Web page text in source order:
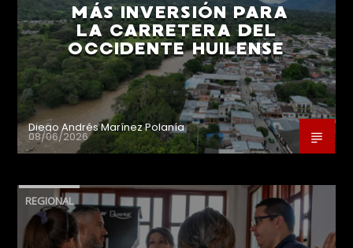
MÁS INVERSIÓN PARA
LA CARRETERA DEL
OCCIDENTE HUILENSE
Diego Andrés Marínez Polanía
08/06/2026
REGIONAL